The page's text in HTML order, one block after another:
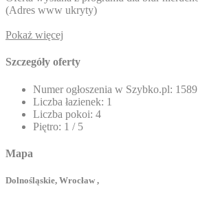
(Adres www ukryty)
Pokaż więcej
Szczegóły oferty
Numer ogłoszenia w Szybko.pl:
Liczba łazienek: 1
Liczba pokoi: 4
Piętro: 1 / 5
Mapa
Dolnośląskie, Wrocław ,